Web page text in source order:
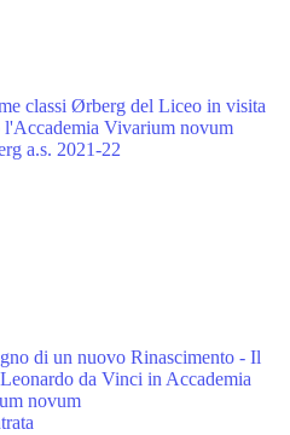
classi Ørberg del Liceo in visita
l'Accademia Vivarium novum
a.s. 2021-22
di un nuovo Rinascimento - Il
da Vinci in Accademia
novum